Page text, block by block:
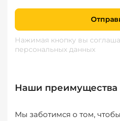
Нажимая кнопку вы
персональных данных
Наши преимущества
Мы заботимся о том,